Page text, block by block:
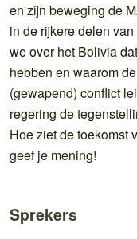
en zijn beweging de
in de rijkere delen
we over het Bolivia
hebben en waarom
(gewapend) conflict
regering de
Hoe ziet de toekomst
geef je mening!
Sprekers